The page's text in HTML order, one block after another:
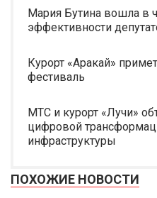
Мария Бутина вошла в
эффективности
Курорт «Аракай»
фестиваль
МТС и курорт «Лучи»
цифровой
инфраструктуры
ПОХОЖИЕ НОВОСТИ